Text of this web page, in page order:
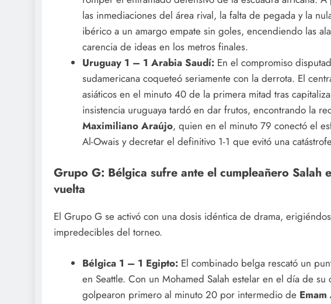
las inmediaciones del área rival, la falta de pegada y la
ibérico a un amargo empate sin goles, encendiendo las
carencia de ideas en los metros finales.
Uruguay 1 – 1 Arabia Saudí:En el compromiso
sudamericana coqueteó seriamente con la derrota. El
asiáticos en el minuto 40 de la primera mitad tras
insistencia uruguaya tardó en dar frutos, encontrando la
Maximiliano Araújo, quien en el minuto 79 conectó el
Al-Owais y decretar el definitivo 1-1 que evitó una
Grupo G: Bélgica sufre ante el cumpleañero Salah
vuelta
El Grupo G se activó con una dosis idéntica de drama,
impredecibles del torneo.
Bélgica 1 – 1 Egipto:El combinado belga rescató un
en Seattle. Con un Mohamed Salah estelar en el día de
golpearon primero al minuto 20 por intermedio de